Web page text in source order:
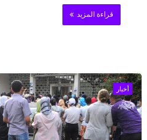
قراءة المزيد
أخبار